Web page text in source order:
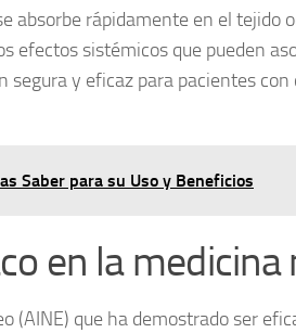
absorbe rápidamente en el tejido
efectos sistémicos que pueden
y eficaz para pacientes
Saber para su Uso y Beneficios
en la
(AINE) que ha demostrado ser